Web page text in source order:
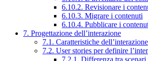
6.10.2. Revisionare i
6.10.3. Migrare i contenuti
6.10.4. Pubblicare i
7. Progettazione dell’interazione
7.1. Caratteristiche dell’interazione
7.2. User stories per definire
7.2.1. Differenza tra scenari